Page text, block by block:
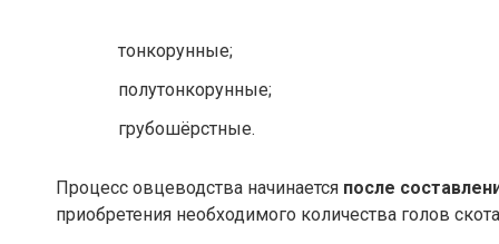
тонкорунные;
полутонкорунные;
грубошёрстные.
Процесс овцеводства начинается после
приобретения необходимого количества голов